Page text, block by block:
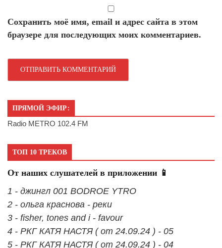
Сохранить моё имя, email и адрес сайта в этом
браузере для последующих моих комментариев.
ПРЯМОЙ ЭФИР:
Radio METRO 102.4 FM
ТОП 10 ТРЕКОВ
От наших слушателей в приложении 📱
1 - джингл 001 BODROE YTRO
2 - ольга краснова - реки
3 - fisher, tones and i - favour
4 - РКГ КАТЯ НАСТЯ ( от 24.09.24 ) - 05
5 - РКГ КАТЯ НАСТЯ ( от 24.09.24 ) - 04